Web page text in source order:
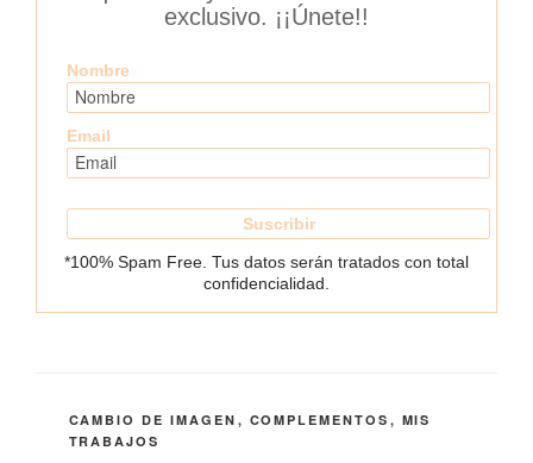
exclusivo. ¡¡Únete!!
Nombre
Email
*100% Spam Free. Tus datos serán tratados con total
confidencialidad.
CATEGORÍAS
CAMBIO DE IMAGEN , COMPLEMENTOS , MIS
TRABAJOS